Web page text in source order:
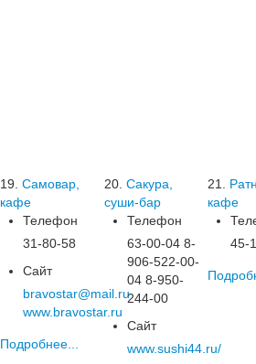
19. Самовар,
кафе
Телефон
31-80-58
Сайт
bravostar@mail.ru
www.bravostar.ru
Подробнее...
20. Сакура,
суши-бар
Телефон
63-00-04 8-
906-522-00-
04 8-950-
244-00
Сайт
www.sushi44.ru/
21.
кафе
45-